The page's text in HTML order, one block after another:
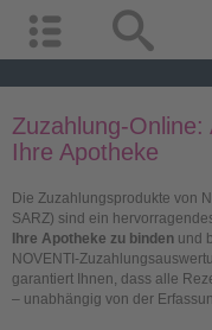
Zuzahlung-
Ihre Apotheke
Die Zuzahlungsprodukte von
SARZ) sind ein
Ihre Apotheke zu binden und
NOVENTI-
garantiert Ihnen, dass alle
– unabhängig von der